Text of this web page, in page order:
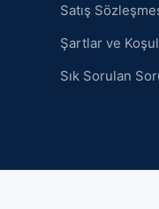
Satış
Şartlar ve
Sık Sorulan